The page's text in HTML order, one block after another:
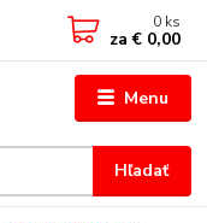
Menu
Hľadať
0 ks
za € 0,00